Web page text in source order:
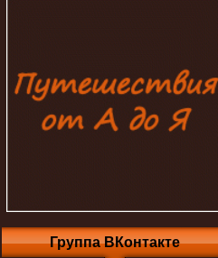
Группа ВКонтакте